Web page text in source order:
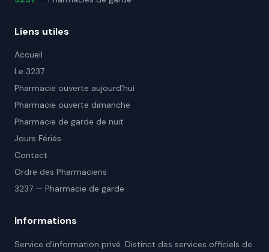
Liens utiles
Accueil
Le 3237
Pharmacie ouverte aujourd'hui
Pharmacie ouverte dimanche
Pharmacie de garde de nuit
Jours Fériés
Contact
Ordre des Pharmaciens
3237 — Pharmacie de garde
Informations
Service d'information privé. Distinct des services officiels de